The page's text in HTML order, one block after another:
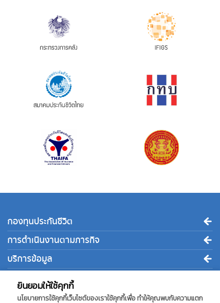
ยินยอมให้ใช้คุกกี้
นโยบายการใช้คุกกี้เว็บไซต์ของเราใช้คุกกี้เพื่อ ทำให้คุณพบกับความแตก
กองทุนประกันชีวิต
การดำเนินงานตามภารกิจ
บริการข้อมูล